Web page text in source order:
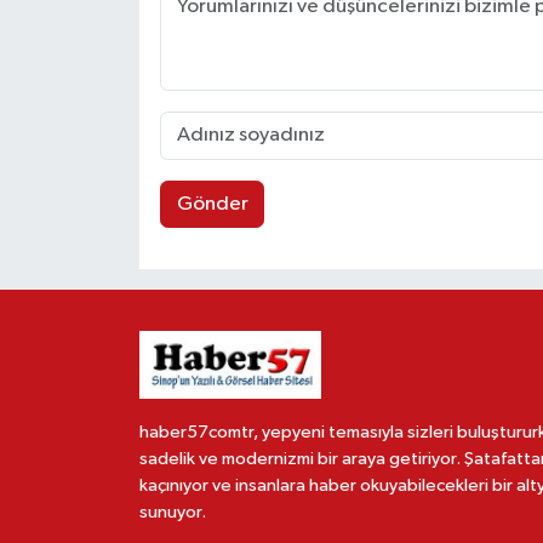
Gönder
haber57comtr, yepyeni temasıyla sizleri
sadelik ve modernizmi bir araya getiriyor.
kaçınıyor ve insanlara haber okuyabilecekleri bir
sunuyor.